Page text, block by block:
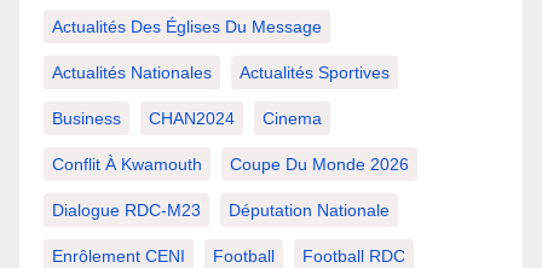
Actualités Des Églises Du Message
Actualités Nationales Actualités Sportives
Business CHAN2024 Cinema
Conflit À Kwamouth Coupe Du Monde 2026
Dialogue RDC-M23 Députation Nationale
Enrôlement CENI Football Football RDC